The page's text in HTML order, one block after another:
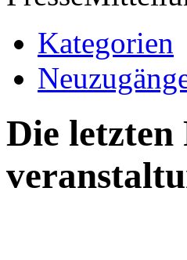
Kategorien
Die letzten